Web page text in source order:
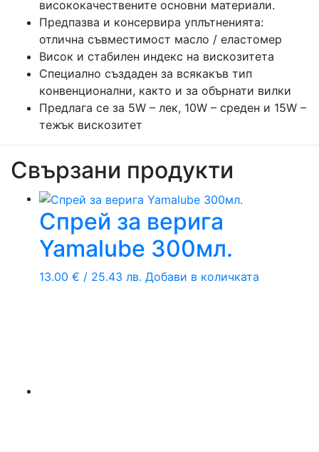
висококачествените основни материали.
Предпазва и консервира уплътненията:
отлична съвместимост масло / еластомер
Висок и стабилен индекс на вискозитета
Специално създаден за всякакъв тип
конвенционални, както и за обърнати вилки
Предлага се за 5W – лек, 10W – среден и 15W –
тежък вискозитет
Свързани продукти
Спрей за верига
Yamalube 300мл.
13.00 € / 25.43 лв. Добави в количката